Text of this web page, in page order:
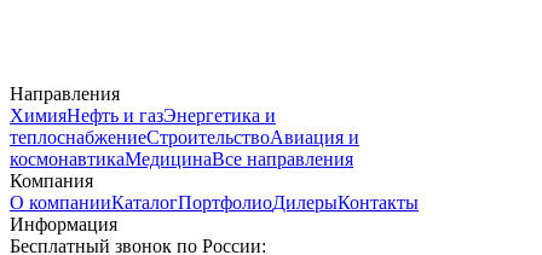
Направления
ХимияНефть и газЭнергетика и
теплоснабжениеСтроительствоАвиация и
космонавтикаМедицинаВсе направления
Компания
О компанииКаталогПортфолиоДилерыКонтакты
Информация
Бесплатный звонок по России: